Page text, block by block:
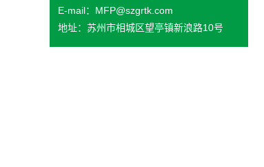
E-mail：MFP@szgrtk.com
地址：苏州市相城区望亭镇新浪路10号